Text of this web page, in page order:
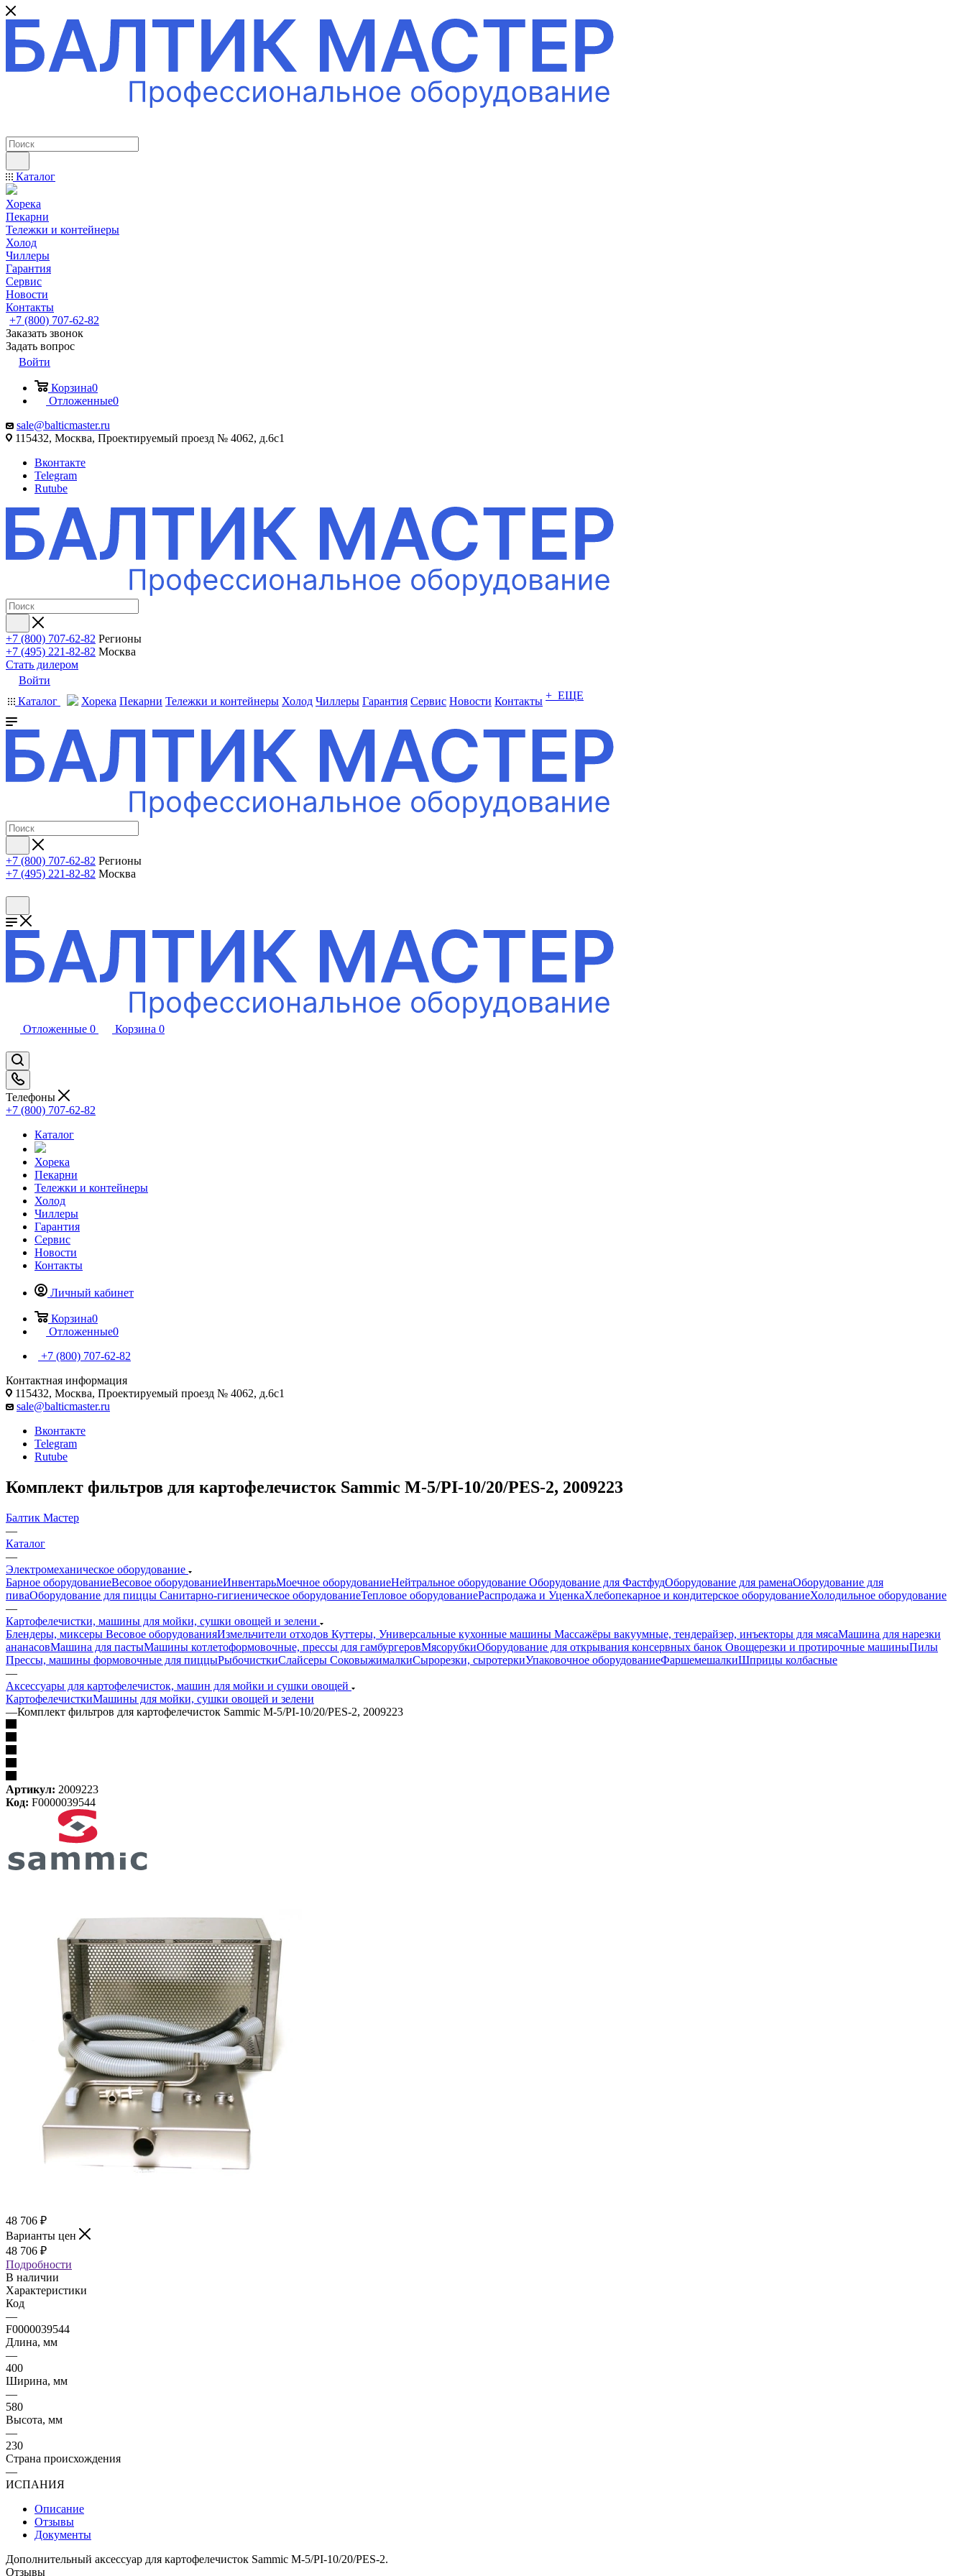
Каталог
Хорека
Пекарни
Тележки и контейнеры
Холод
Чиллеры
Гарантия
Сервис
Новости
Контакты
+7 (800) 707-62-82
Заказать звонок
Задать вопрос
Войти
Корзина0
Отложенные0
sale@balticmaster.ru
115432, Москва, Проектируемый проезд № 4062, д.6с1
Вконтакте
Telegram
Rutube
+7 (800) 707-62-82 Регионы
+7 (495) 221-82-82 Москва
Стать дилером
Войти
Каталог
Хорека Пекарни Тележки и контейнеры Холод Чиллеры Гарантия Сервис Новости Контакты + ЕЩЕ
+7 (800) 707-62-82 Регионы
+7 (495) 221-82-82 Москва
Отложенные 0 Корзина 0
Телефоны
+7 (800) 707-62-82
Каталог
Хорека
Пекарни
Тележки и контейнеры
Холод
Чиллеры
Гарантия
Сервис
Новости
Контакты
Личный кабинет
Корзина0
Отложенные0
+7 (800) 707-62-82
Контактная информация
115432, Москва, Проектируемый проезд № 4062, д.6с1
sale@balticmaster.ru
Вконтакте
Telegram
Rutube
Комплект фильтров для картофелечисток Sammic M-5/PI-10/20/PES-2, 2009223
Балтик Мастер
—
Каталог
—
Электромеханическое оборудование
Барное оборудованиеВесовое оборудованиеИнвентарьМоечное оборудованиеНейтральное оборудование Оборудование для ФастфудОборудование для раменаОборудование для
пиваОборудование для пиццы Санитарно-гигиеническое оборудованиеТепловое оборудованиеРаспродажа и УценкаХлебопекарное и кондитерское оборудованиеХолодильное оборудование
—
Картофелечистки, машины для мойки, сушки овощей и зелени
Блендеры, миксеры Весовое оборудованияИзмельчители отходов Куттеры, Универсальные кухонные машины Массажёры вакуумные, тендерайзер, инъекторы для мясаМашина для нарезки
ананасовМашина для пастыМашины котлетоформовочные, прессы для гамбургеровМясорубкиОборудование для открывания консервных банок Овощерезки и протирочные машиныПилы
Прессы, машины формовочные для пиццыРыбочисткиСлайсеры СоковыжималкиСырорезки, сыротеркиУпаковочное оборудованиеФаршемешалкиШприцы колбасные
—
Аксессуары для картофелечисток, машин для мойки и сушки овощей
КартофелечисткиМашины для мойки, сушки овощей и зелени
—Комплект фильтров для картофелечисток Sammic M-5/PI-10/20/PES-2, 2009223
Артикул: 2009223
Код: F0000039544
48 706 ₽
Варианты цен
48 706 ₽
Подробности
В наличии
Характеристики
Код
—
F0000039544
Длина, мм
—
400
Ширина, мм
—
580
Высота, мм
—
230
Страна происхождения
—
ИСПАНИЯ
Описание
Отзывы
Документы
Дополнительный аксессуар для картофелечисток Sammic M-5/PI-10/20/PES-2.
Отзывы